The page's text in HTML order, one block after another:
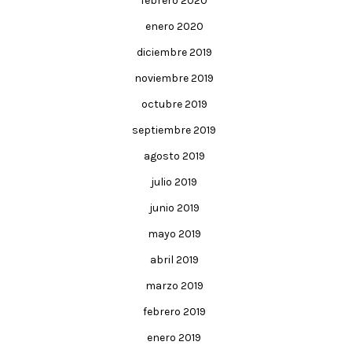
enero 2020
diciembre 2019
noviembre 2019
octubre 2019
septiembre 2019
agosto 2019
julio 2019
junio 2019
mayo 2019
abril 2019
marzo 2019
febrero 2019
enero 2019